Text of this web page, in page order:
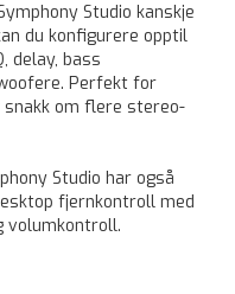
Studio kanskje
du konfigurere opptil
delay, bass
Perfekt for
om flere stereo-
Studio har også
fjernkontroll med
volumkontroll.